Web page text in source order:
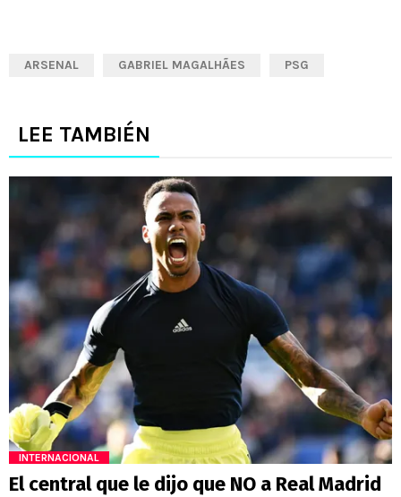
ARSENAL GABRIEL MAGALHÃES PSG
LEE TAMBIÉN
INTERNACIONAL
El central que le dijo que NO a Real Madrid